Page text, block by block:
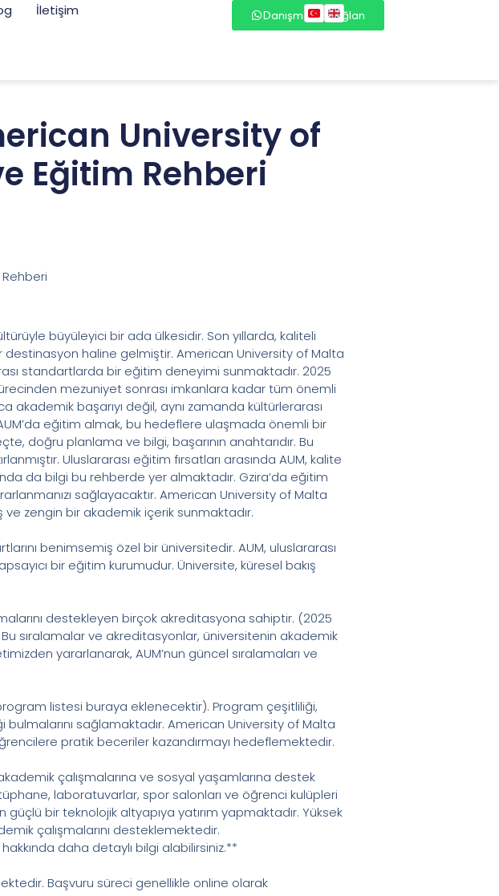
İletişim Danışmana Bağlan
University of
Eğitim Rehberi
büyüleyici bir ada ülkesidir. Son yıllarda, kaliteli
destinasyon haline gelmiştir. American University of Malta
standartlarda bir eğitim deneyimi sunmaktadır. 2025
mezuniyet sonrası imkanlara kadar tüm önemli
akademik başarıyı değil, aynı zamanda kültürlerarası
eğitim almak, bu hedeflere ulaşmada önemli bir
doğru planlama ve bilgi, başarının anahtarıdır. Bu
Uluslararası eğitim fırsatları arasında AUM, kalite
da bilgi bu rehberde yer almaktadır. Gzira’da eğitim
sağlayacaktır. American University of Malta
zengin bir akademik içerik sunmaktadır.
benimsemiş özel bir üniversitedir. AUM, uluslararası
bir eğitim kurumudur. Üniversite, küresel bakış
destekleyen birçok akreditasyona sahiptir. (2025
sıralamalar ve akreditasyonlar, üniversitenin akademik
yararlanarak, AUM’nun güncel sıralamaları ve
listesi buraya eklenecektir). Program çeşitliliği,
sağlamaktadır. American University of Malta
pratik beceriler kazandırmayı hedeflemektedir.
çalışmalarına ve sosyal yaşamlarına destek
laboratuvarlar, spor salonları ve öğrenci kulüpleri
bir teknolojik altyapıya yatırım yapmaktadır. Yüksek
çalışmalarını desteklemektedir.
daha detaylı bilgi alabilirsiniz.**
Başvuru süreci genellikle online olarak